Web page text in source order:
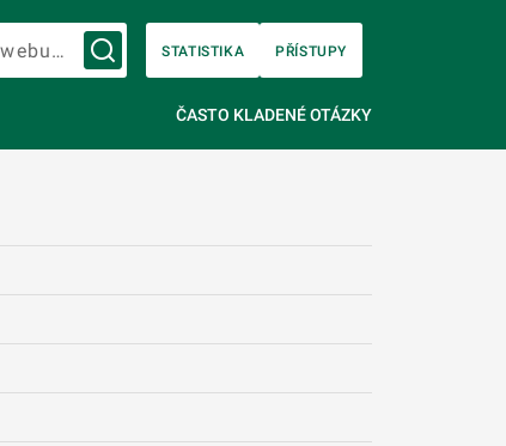
Vyhledávání na webu…
STATISTIKA PŘÍSTUPY
ČASTO KLADENÉ OTÁZKY